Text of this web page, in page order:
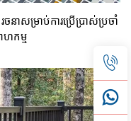
សម្រាប់ការប្រើប្រាស់ប្រចាំ
ហកម្ម